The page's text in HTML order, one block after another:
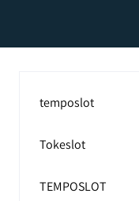
temposlot
Tokeslot
TEMPOSLOT